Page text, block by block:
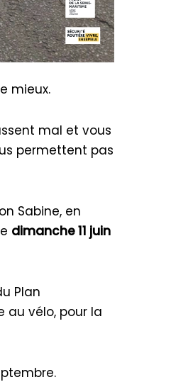
mieux.
mal et vous
permettent pas
Sabine, en
dimanche 11 juin
Plan
au vélo, pour la